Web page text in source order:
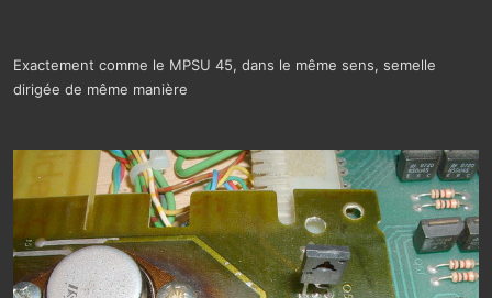
Exactement comme le MPSU 45, dans le même sens, semelle
dirigée de même manière